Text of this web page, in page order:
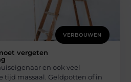
VERBOUWEN
vergeten
en ook veel
tijd massaal. Geldpotten of in